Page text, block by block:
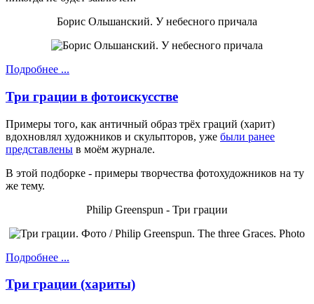
Борис Ольшанский. У небесного причала
Подробнее ...
Три грации в фотоискусстве
Примеры того, как античный образ трёх граций (харит)
вдохновлял художников и скульпторов, уже были ранее
представлены в моём журнале.
В этой подборке - примеры творчества фотохудожников на ту
же тему.
Philip Greenspun - Три грации
Подробнее ...
Три грации (хариты)